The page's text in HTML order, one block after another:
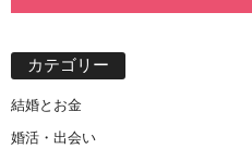
カテゴリー
結婚とお金
婚活・出会い